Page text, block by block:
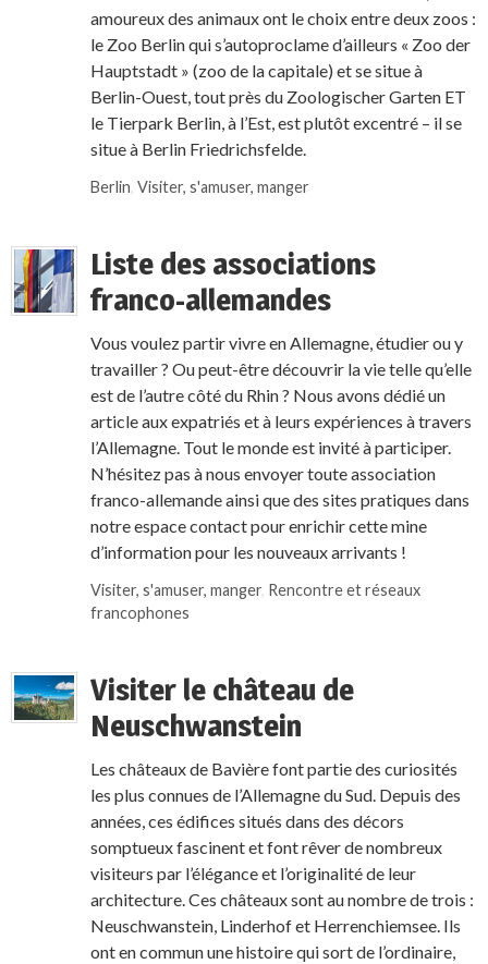
amoureux des animaux ont le choix entre deux zoos :
le Zoo Berlin qui s’autoproclame d’ailleurs « Zoo der
Hauptstadt » (zoo de la capitale) et se situe à
Berlin-Ouest, tout près du Zoologischer Garten ET
le Tierpark Berlin, à l’Est, est plutôt excentré – il se
situe à Berlin Friedrichsfelde.
Berlin ,Visiter, s'amuser, manger
Liste des associations
franco-allemandes
Vous voulez partir vivre en Allemagne, étudier ou y
travailler ? Ou peut-être découvrir la vie telle qu’elle
est de l’autre côté du Rhin ? Nous avons dédié un
article aux expatriés et à leurs expériences à travers
l’Allemagne. Tout le monde est invité à participer.
N’hésitez pas à nous envoyer toute association
franco-allemande ainsi que des sites pratiques dans
notre espace contact pour enrichir cette mine
d’information pour les nouveaux arrivants !
Visiter, s'amuser, manger Rencontre et réseaux
francophones
Visiter le château de
Neuschwanstein
Les châteaux de Bavière font partie des curiosités
les plus connues de l’Allemagne du Sud. Depuis des
années, ces édifices situés dans des décors
somptueux fascinent et font rêver de nombreux
visiteurs par l’élégance et l’originalité de leur
architecture. Ces châteaux sont au nombre de trois :
Neuschwanstein, Linderhof et Herrenchiemsee. Ils
ont en commun une histoire qui sort de l’ordinaire,